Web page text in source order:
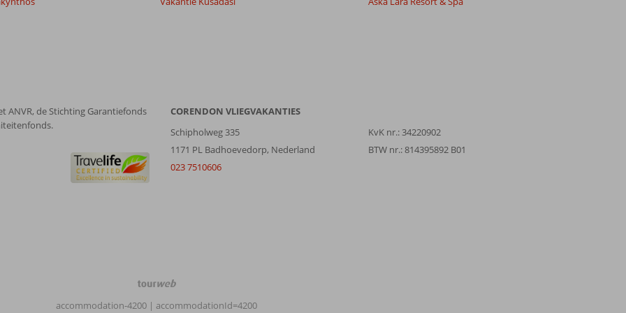
ANVR, de Stichting Garantiefonds
CORENDON VLIEGVAKANTIES
Schipholweg 335
1171 PL Badhoevedorp, Nederland
023 7510606
KvK nr.: 34220902
BTW nr.: 814395892 B01
TourWeb
accommodation-4200 | accommodationId=4200